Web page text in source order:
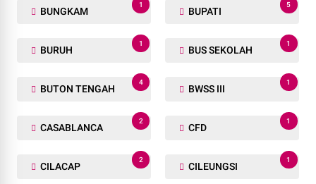
BUNGKAM
1
BUPATI
5
BURUH
1
BUS SEKOLAH
1
BUTON TENGAH
4
BWSS III
1
CASABLANCA
2
CFD
1
CILACAP
2
CILEUNGSI
1